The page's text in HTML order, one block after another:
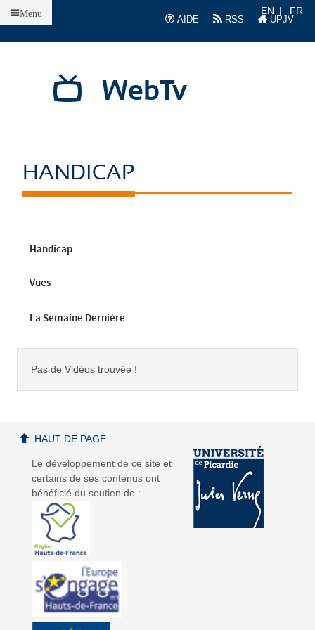
AIDE
RSS UPJV
EN FR
WebTv
Menu
HANDICAP
Handicap
Vues
La Semaine Dernière
Pas de Vidéos trouvée !
Le développement de ce site et
certains de ses contenus ont
bénéficié du soutien de :
HAUT DE PAGE